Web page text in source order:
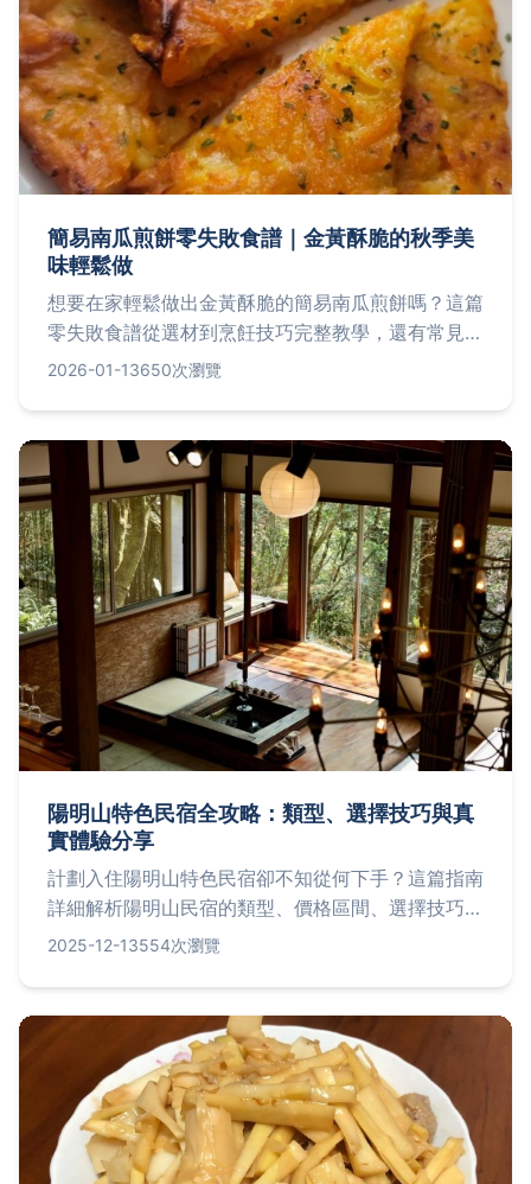
簡易南瓜煎餅零失敗食譜｜金黃酥脆的秋季美
味輕鬆做
想要在家輕鬆做出金黃酥脆的簡易南瓜煎餅嗎？這篇
零失敗食譜從選材到烹飪技巧完整教學，還有常見問
題解答，讓你一次掌握這道秋季美味的所有訣竅。
2026-01-13650次瀏覽
陽明山特色民宿全攻略：類型、選擇技巧與真
實體驗分享
計劃入住陽明山特色民宿卻不知從何下手？這篇指南
詳細解析陽明山民宿的類型、價格區間、選擇技巧，
並分享真實入住經驗，幫你避開地雷，找到最適合的
難雜症。
2025-12-13554次瀏覽